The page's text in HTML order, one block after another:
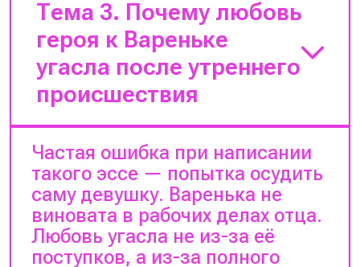
Вареньке и планировал
поступить на военную
службу.
Покажи момент слома.
Подробно объясни причину
шока: жестокость исходит
от порядочного полковника.
Сделай вывод. Иван
Васильевич навсегда
отказывается от карьеры
военного. Он выбирает
нравственный абсолют, а не
Дай определение термину.
Укажи на
противопоставление двух
Сравни детали. Приведи
контрастные пары цветов,
звуков, общей атмосферы
двух локаций. Например,
противопоставь белое
платье героини красной
крови избитого солдата.
Тема 3. Почему любовь
героя к Вареньке
угасла после утреннего
происшествия
Логика рассуждения:
Опиши характер эмоций
молодого человека. Его
чувства напрямую
связывались с
Частая ошибка при написании
такого эссе — попытка осудить
саму девушку. Варенька не
виновата в рабочих делах отца.
Любовь угасла не из-за её
поступков, а из-за полного